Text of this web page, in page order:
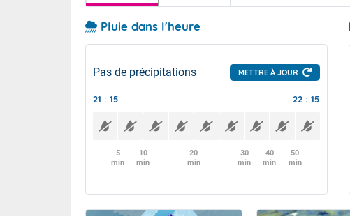
Pluie dans l'heure
Pas de précipitations METTRE À JOUR
21 : 15 22 : 15
5
min
10
min
20
min
30
min
40
min
50
min